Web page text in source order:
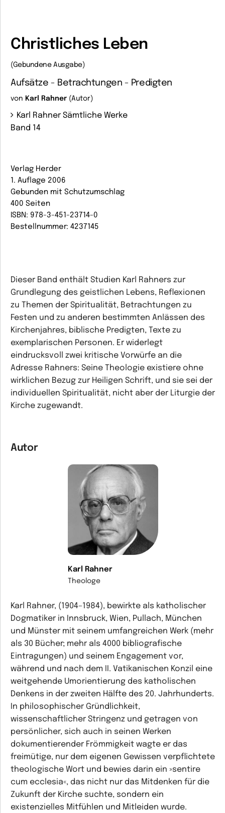
Christliches Leben
(Gebundene Ausgabe)
Aufsätze - Betrachtungen - Predigten
von Karl Rahner (Autor)
Karl Rahner Sämtliche Werke
Band 14
Verlag Herder
1. Auflage 2006
Gebunden mit Schutzumschlag
400 Seiten
ISBN: 978-3-451-23714-0
Bestellnummer: 4237145
Dieser Band enthält Studien Karl Rahners zur
Grundlegung des geistlichen Lebens, Reflexionen
zu Themen der Spiritualität, Betrachtungen zu
Festen und zu anderen bestimmten Anlässen des
Kirchenjahres, biblische Predigten, Texte zu
exemplarischen Personen. Er widerlegt
eindrucksvoll zwei kritische Vorwürfe an die
Adresse Rahners: Seine Theologie existiere ohne
wirklichen Bezug zur Heiligen Schrift, und sie sei der
individuellen Spiritualität, nicht aber der Liturgie der
Kirche zugewandt.
Autor
Karl Rahner
Theologe
Karl Rahner, (1904–1984), bewirkte als katholischer
Dogmatiker in Innsbruck, Wien, Pullach, München
und Münster mit seinem umfangreichen Werk (mehr
als 30 Bücher; mehr als 4000 bibliografische
Eintragungen) und seinem Engagement vor,
während und nach dem II. Vatikanischen Konzil eine
weitgehende Umorientierung des katholischen
Denkens in der zweiten Hälfte des 20. Jahrhunderts.
In philosophischer Gründlichkeit,
wissenschaftlicher Stringenz und getragen von
persönlicher, sich auch in seinen Werken
dokumentierender Frömmigkeit wagte er das
freimütige, nur dem eigenen Gewissen verpflichtete
theologische Wort und bewies darin ein »sentire
cum ecclesia«, das nicht nur das Mitdenken für die
Zukunft der Kirche suchte, sondern ein
existenzielles Mitfühlen und Mitleiden wurde.